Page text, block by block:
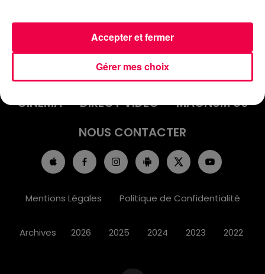
INFOS
EMISSIONS
JEUX
PODCASTS
CINÉMA
DIRECT VIDÉO
MAGNUM 80
NOUS CONTACTER
Mentions Légales Politique de Confidentialité
Archives 2026 2025 2024 2023 2022
Gérer mes choix
Accepter et fermer